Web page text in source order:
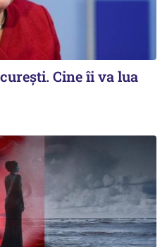
Cine îi va lua